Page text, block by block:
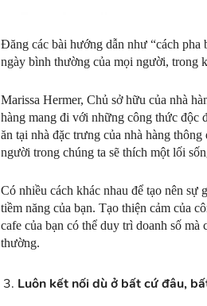
Đăng các bài hướng dẫn như “cách
ngày bình thường của mọi người, trong
Marissa Hermer, Chủ sở hữu của nhà
hàng mang đi với những công thức độc
ăn tại nhà đặc trưng của nhà hàng
người trong chúng ta sẽ thích một lối
Có nhiều cách khác nhau để tạo nên sự
tiềm năng của bạn. Tạo thiện cảm của
cafe của bạn có thể duy trì doanh số
thường.
Luôn kết nối dù ở bất cứ đâu,